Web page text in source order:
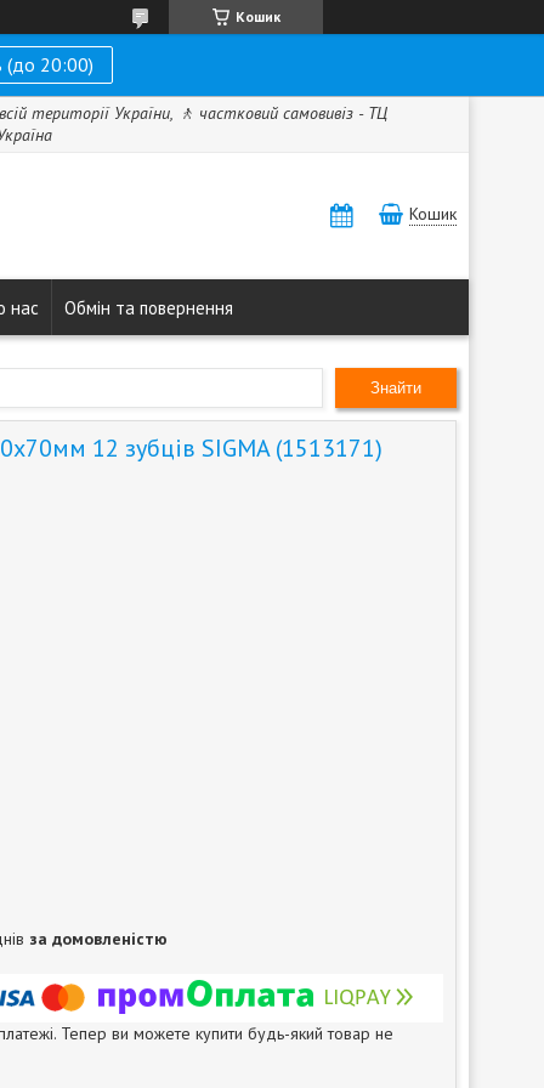
Кошик
(до 20:00)
території України, 🚶 частковий самовивіз - ТЦ
Кошик
нас Обмін та повернення
Знайти
12 зубців SIGMA (1513171)
за домовленістю
Тепер ви можете купити будь-який товар не